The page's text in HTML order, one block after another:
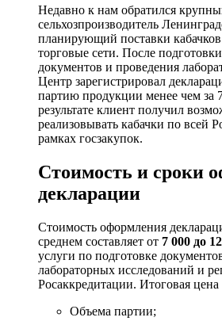
Недавно к нам обратился
сельхозпроизводитель
планирующий поставки
торговые сети. После
документов и проведения
Центр зарегистрировал
партию продукции менее чем за
результате клиент получил
реализовывать кабачки по всей
рамках госзакупок.
Стоимость и сроки
декларации
Стоимость оформления
среднем составляет от 7 000 до
услуги по подготовке
лабораторных исследований и
Росаккредитации. Итоговая цена
Объема партии;